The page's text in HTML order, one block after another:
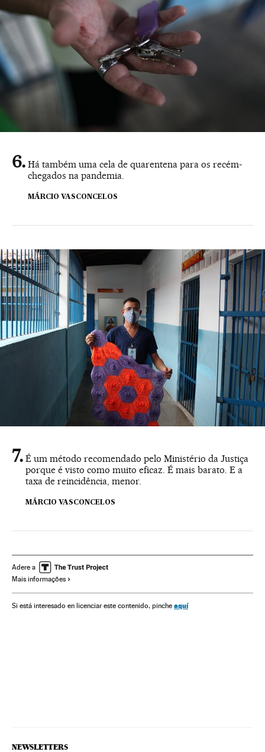
Há também uma cela de quarentena para os recém-
chegados na pandemia.
MÁRCIO VASCONCELOS
É um método recomendado pelo Ministério da Justiça
porque é visto como muito eficaz. É mais barato. E a
taxa de reincidência, menor.
MÁRCIO VASCONCELOS
Adere a
Mais informações
Si está interesado en licenciar este contenido, pinche aquí
NEWSLETTERS